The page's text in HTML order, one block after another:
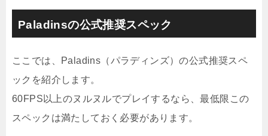
Paladinsの公式推奨スペック
ここでは、Paladins（パラディンズ）の公式推奨スペ
ックを紹介します。
60FPS以上のヌルヌルでプレイするなら、最低限この
スペックは満たしておく必要があります。